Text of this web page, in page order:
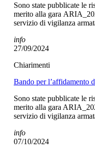
Sono state pubblicate le
merito alla gara
servizio di vigilanza
info
27/09/2024
Chiarimenti
Bando per l’affidamento
Sono state pubblicate le
merito alla gara
servizio di vigilanza
info
07/10/2024